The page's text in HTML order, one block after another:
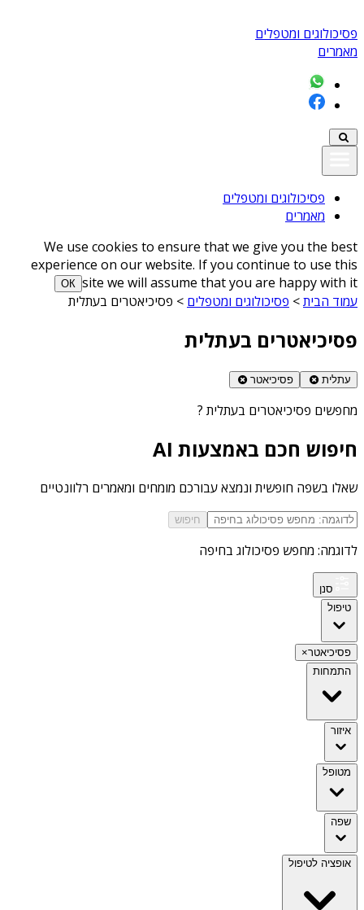
פסיכולוגים ומטפלים
מאמרים
פסיכולוגים ומטפלים
מאמרים
We use cookies to ensure that we give you the best
experience on our website. If you continue to use this
site we will assume that you are happy with it
ОК
עמוד הבית> פסיכולוגים ומטפלים > פסיכיאטרים בעתלית
פסיכיאטרים בעתלית
עתלית פסיכיאטר
מחפשים פסיכיאטרים בעתלית ?
חיפוש חכם באמצעות AI
שאלו בשפה חופשית ונמצא עבורכם מומחים ומאמרים רלוונטיים
חיפוש
לדוגמה: מחפש פסיכולוג בחיפה
סנן
טיפול
פסיכיאטר×
התמחות
איזור
מטופל
שפה
אופציה לטיפול